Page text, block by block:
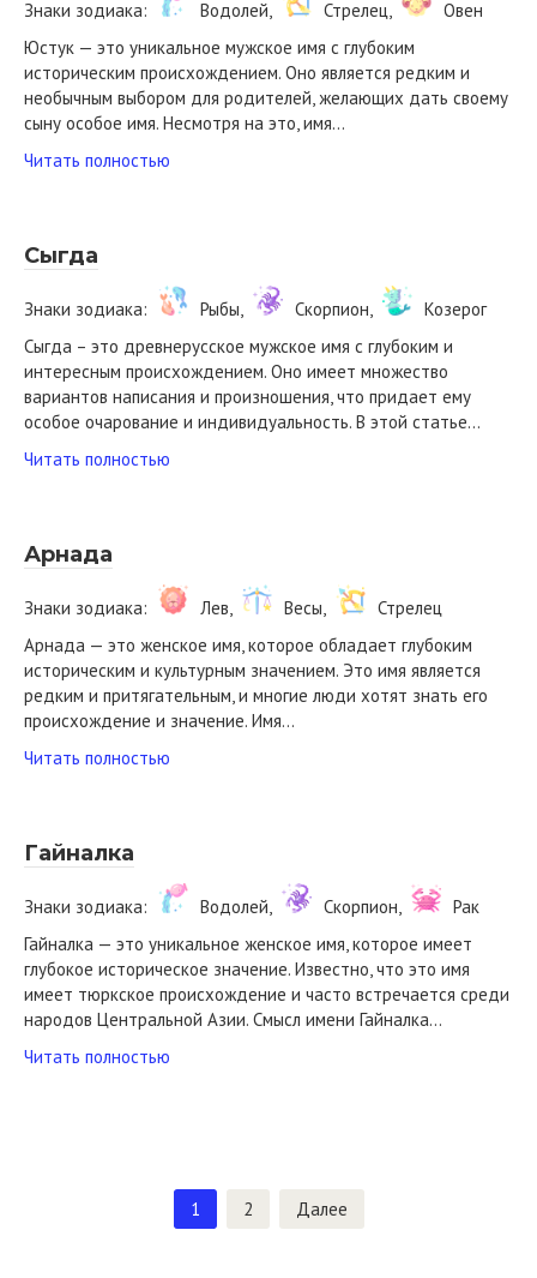
Знаки зодиака: Водолей, Стрелец,
Овен
Юстук — это уникальное мужское имя с глубоким
историческим происхождением. Оно является редким и
необычным выбором для родителей, желающих дать своему
сыну особое имя. Несмотря на это, имя…
Читать полностью
Сыгда
Знаки зодиака: Рыбы, Скорпион,
Козерог
Сыгда – это древнерусское мужское имя с глубоким и
интересным происхождением. Оно имеет множество
вариантов написания и произношения, что придает ему
особое очарование и индивидуальность. В этой статье…
Читать полностью
Арнада
Знаки зодиака: Лев, Весы,
Стрелец
Арнада — это женское имя, которое обладает глубоким
историческим и культурным значением. Это имя является
редким и притягательным, и многие люди хотят знать его
происхождение и значение. Имя…
Читать полностью
Гайналка
Знаки зодиака: Водолей, Скорпион,
Рак
Гайналка — это уникальное женское имя, которое имеет
глубокое историческое значение. Известно, что это имя
имеет тюркское происхождение и часто встречается среди
народов Центральной Азии. Смысл имени Гайналка…
Читать полностью
1 2 Далее